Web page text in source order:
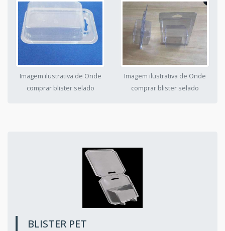
Imagem ilustrativa de Onde
comprar blister selado
Imagem ilustrativa de Onde
comprar blister selado
BLISTER PET